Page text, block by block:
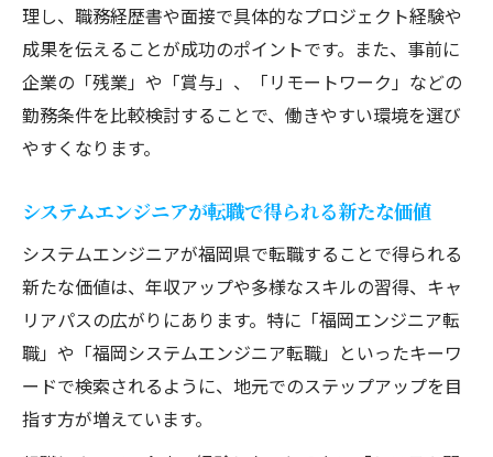
理し、職務経歴書や面接で具体的なプロジェクト経験や
成果を伝えることが成功のポイントです。また、事前に
企業の「残業」や「賞与」、「リモートワーク」などの
勤務条件を比較検討することで、働きやすい環境を選び
やすくなります。
システムエンジニアが転職で得られる新たな価値
システムエンジニアが福岡県で転職することで得られる
新たな価値は、年収アップや多様なスキルの習得、キャ
リアパスの広がりにあります。特に「福岡エンジニア転
職」や「福岡システムエンジニア転職」といったキーワ
ードで検索されるように、地元でのステップアップを目
指す方が増えています。